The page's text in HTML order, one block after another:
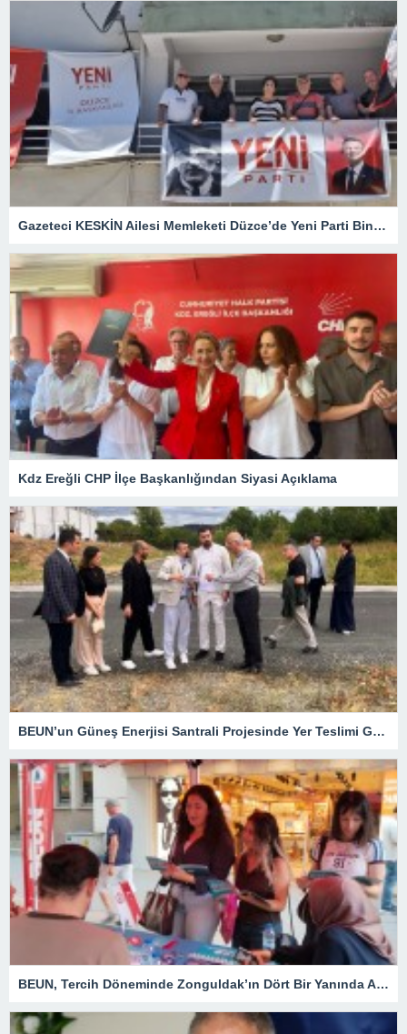
Gazeteci KESKİN Ailesi Memleketi Düzce’de Yeni Parti Binasını Ziyaret Etti
Kdz Ereğli CHP İlçe Başkanlığından Siyasi Açıklama
BEUN’un Güneş Enerjisi Santrali Projesinde Yer Teslimi Gerçekleştirildi
BEUN, Tercih Döneminde Zonguldak’ın Dört Bir Yanında Aday Öğrencilerle Buluşuyor